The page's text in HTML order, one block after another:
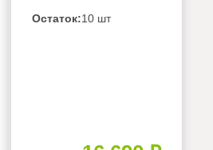
Остаток:10 шт